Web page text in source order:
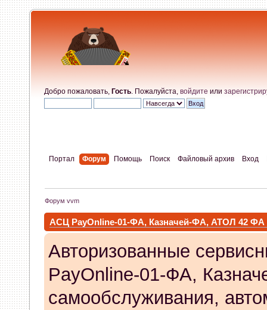
Добро пожаловать, Гость . Пожалуйста, войдите или
Портал Форум Помощь Поиск Файловый архив Вход
Форум vvm
АСЦ PayOnline-01-ФА, Казначей-ФА, АТОЛ 42 ФА
Авторизованные
PayOnline-01-ФА,
самообслуживания,